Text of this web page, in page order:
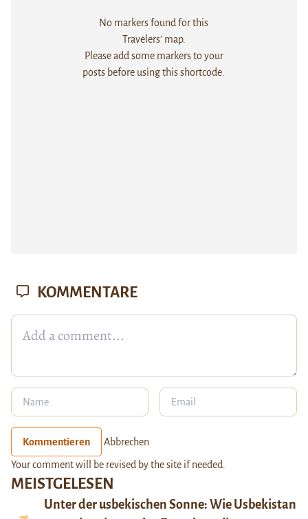
No markers found for this
Travelers' map.
Please add some markers to your
posts before using this shortcode.
MEISTGELESEN
Unter der usbekischen Sonne: Wie Usbekistan
KOMMENTARE
Kommentieren Abbrechen
Your comment will be revised by the site if needed.